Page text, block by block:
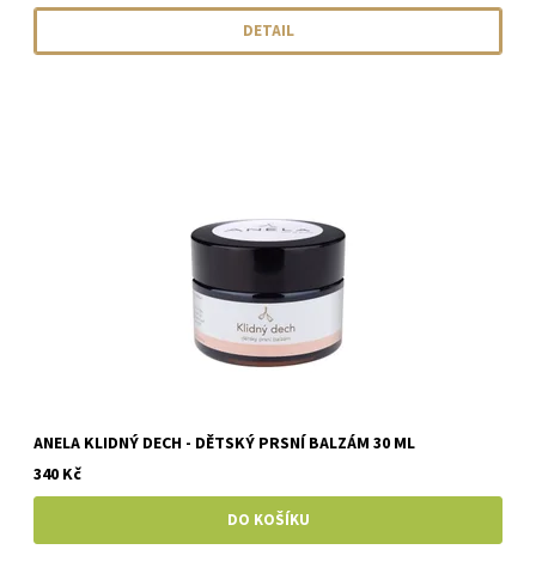
DETAIL
ANELA KLIDNÝ DECH - DĚTSKÝ PRSNÍ BALZÁM 30 ML
340 Kč